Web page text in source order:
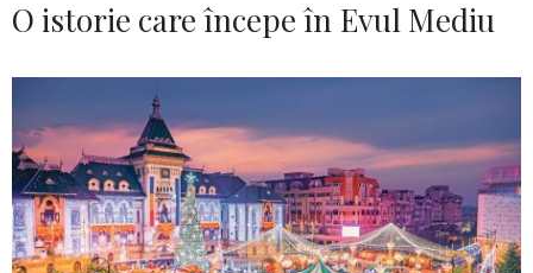
O istorie care începe în Evul Mediu